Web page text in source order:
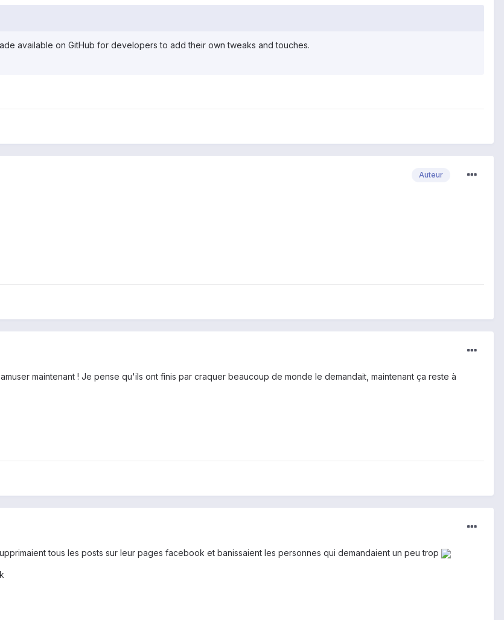
available on GitHub for developers to add their own tweaks and touches.
Auteur
maintenant ! Je pense qu'ils ont finis par craquer beaucoup de monde le demandait, maintenant ça reste à
tous les posts sur leur pages facebook et banissaient les personnes qui demandaient un peu trop